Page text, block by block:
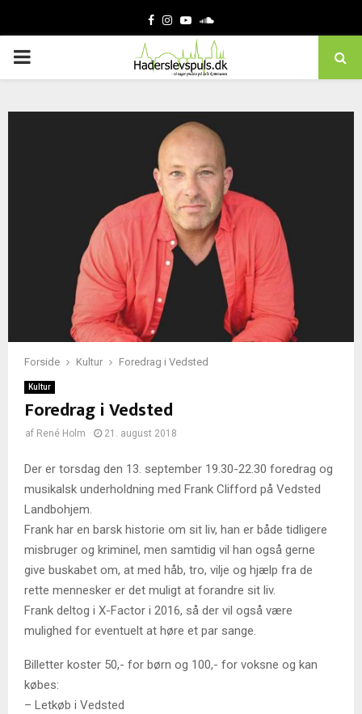
Facebook
Instagram
YoutubeSoundcloud
PRIMARY
Forside Kultur Foredrag i Vedsted
Kultur
Foredrag i Vedsted
af René Holm 21. august 2018
Der er torsdag den 13. september 19.30-22.30 foredrag og
musikalsk underholdning med Frank Clifford på Vedsted
Landbohjem.
Frank har en barsk historie om sit liv, han er både tidligere
misbruger og kriminel, men samtidig vil han også gerne
give buskabet om, at med håb, tro, vilje og hjælp fra de
rette mennesker er det muligt at forandre sit liv.
Frank deltog i X-Factor i 2016, så der vil også være
mulighed for eventuelt at høre et par sange.
Billetter koster 50,- for børn og 100,- for voksne og kan
købes:
– Letkøb i Vedsted